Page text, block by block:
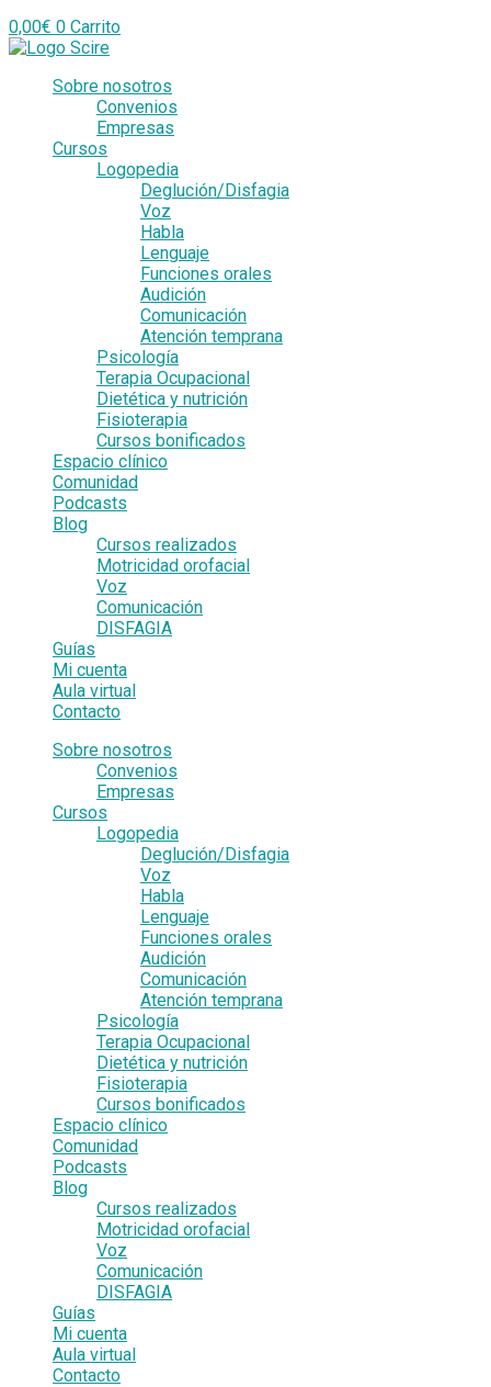
0,00€ 0 Carrito
Sobre nosotros
Convenios
Empresas
Cursos
Logopedia
Deglución/Disfagia
Voz
Habla
Lenguaje
Funciones orales
Audición
Comunicación
Atención temprana
Psicología
Terapia Ocupacional
Dietética y nutrición
Fisioterapia
Cursos bonificados
Espacio clínico
Comunidad
Podcasts
Blog
Cursos realizados
Motricidad orofacial
Voz
Comunicación
DISFAGIA
Guías
Mi cuenta
Aula virtual
Contacto
Sobre nosotros
Convenios
Empresas
Cursos
Logopedia
Deglución/Disfagia
Voz
Habla
Lenguaje
Funciones orales
Audición
Comunicación
Atención temprana
Psicología
Terapia Ocupacional
Dietética y nutrición
Fisioterapia
Cursos bonificados
Espacio clínico
Comunidad
Podcasts
Blog
Cursos realizados
Motricidad orofacial
Voz
Comunicación
DISFAGIA
Guías
Mi cuenta
Aula virtual
Contacto